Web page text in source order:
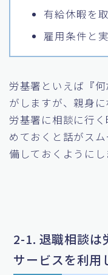
有給休暇を
雇用条件と
労基署といえば『
がしますが、親身に
労基署に相談に行
めておくと話がス
備しておくようにし
2-1. 退職相談は
サービスを利用